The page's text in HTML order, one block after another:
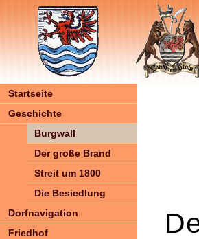
Startseite
Geschichte
Burgwall
Der große Brand
Streit um 1800
Die Besiedlung
Dorfnavigation
Friedhof